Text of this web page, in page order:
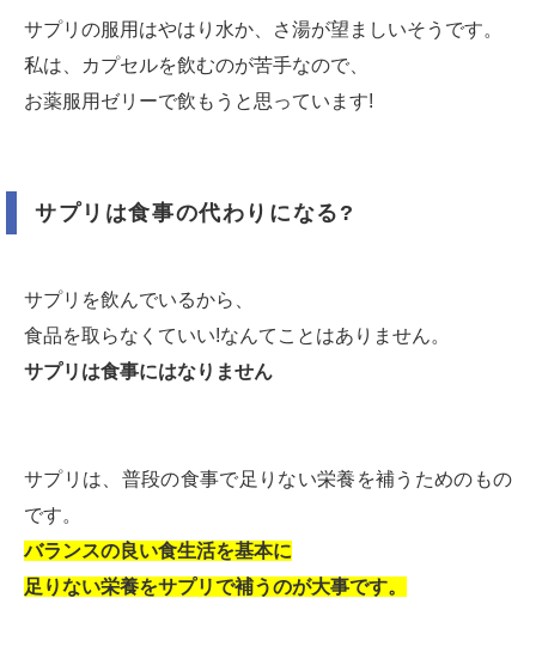
サプリの服用はやはり水か、さ湯が望ましいそうです。
私は、カプセルを飲むのが苦手なので、
お薬服用ゼリーで飲もうと思っています!
サプリは食事の代わりになる?
サプリを飲んでいるから、
食品を取らなくていい!なんてことはありません。
サプリは食事にはなりません
サプリは、普段の食事で足りない栄養を補うためのもの
です。
バランスの良い食生活を基本に
足りない栄養をサプリで補うのが大事です。